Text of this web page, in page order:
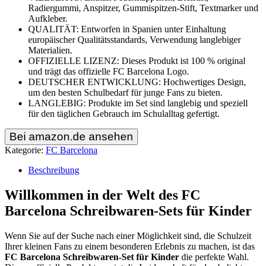
Radiergummi, Anspitzer, Gummispitzen-Stift, Textmarker und
Aufkleber.
QUALITÄT: Entworfen in Spanien unter Einhaltung
europäischer Qualitätsstandards, Verwendung langlebiger
Materialien.
OFFIZIELLE LIZENZ: Dieses Produkt ist 100 % original
und trägt das offizielle FC Barcelona Logo.
DEUTSCHER ENTWICKLUNG: Hochwertiges Design,
um den besten Schulbedarf für junge Fans zu bieten.
LANGLEBIG: Produkte im Set sind langlebig und speziell
für den täglichen Gebrauch im Schulalltag gefertigt.
Bei amazon.de ansehen
Kategorie: FC Barcelona
Beschreibung
Willkommen in der Welt des FC
Barcelona Schreibwaren-Sets für Kinder
Wenn Sie auf der Suche nach einer Möglichkeit sind, die Schulzeit
Ihrer kleinen Fans zu einem besonderen Erlebnis zu machen, ist das
FC Barcelona Schreibwaren-Set für Kinder die perfekte Wahl.